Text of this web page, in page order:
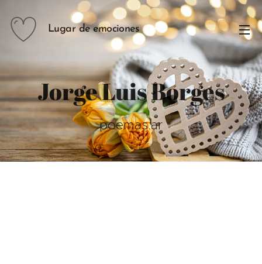
Lugar de emociones
Jorge Luis Borges
poemas.ar